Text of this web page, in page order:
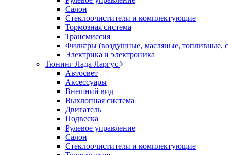
Салон
Стеклоочистители и комплектующие
Тормозная система
Трансмиссия
Фильтры (воздушные, масляные, топливные,
Электрика и электроника
Тюнинг Лада Ларгус
Автосвет
Аксессуары
Внешний вид
Выхлопная система
Двигатель
Подвеска
Рулевое управление
Салон
Стеклоочистители и комплектующие